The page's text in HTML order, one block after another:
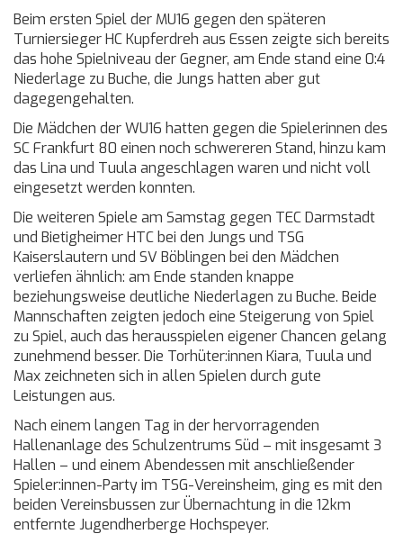
Beim ersten Spiel der MU16 gegen den späteren
Turniersieger HC Kupferdreh aus Essen zeigte sich bereits
das hohe Spielniveau der Gegner, am Ende stand eine 0:4
Niederlage zu Buche, die Jungs hatten aber gut
dagegengehalten.
Die Mädchen der WU16 hatten gegen die Spielerinnen des
SC Frankfurt 80 einen noch schwereren Stand, hinzu kam
das Lina und Tuula angeschlagen waren und nicht voll
eingesetzt werden konnten.
Die weiteren Spiele am Samstag gegen TEC Darmstadt
und Bietigheimer HTC bei den Jungs und TSG
Kaiserslautern und SV Böblingen bei den Mädchen
verliefen ähnlich: am Ende standen knappe
beziehungsweise deutliche Niederlagen zu Buche. Beide
Mannschaften zeigten jedoch eine Steigerung von Spiel
zu Spiel, auch das herausspielen eigener Chancen gelang
zunehmend besser. Die Torhüter:innen Kiara, Tuula und
Max zeichneten sich in allen Spielen durch gute
Leistungen aus.
Nach einem langen Tag in der hervorragenden
Hallenanlage des Schulzentrums Süd – mit insgesamt 3
Hallen – und einem Abendessen mit anschließender
Spieler:innen-Party im TSG-Vereinsheim, ging es mit den
beiden Vereinsbussen zur Übernachtung in die 12km
entfernte Jugendherberge Hochspeyer.